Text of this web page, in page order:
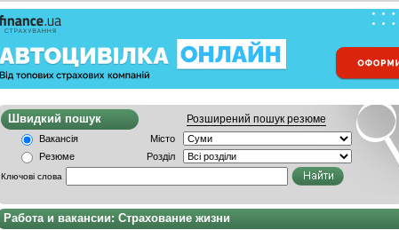
Швидкий пошук Розширений пошук резюме
Вакансія
Місто
Резюме
Розділ
Ключові слова
Работа и вакансии: Страхование жизни